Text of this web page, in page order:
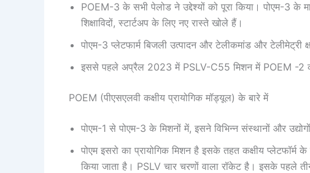
POEM-3 के सभी पेलोड ने उद्देश्यों को पूरा किया। पोएम-3
शिक्षाविदों, स्टार्टअप के लिए नए रास्ते खोले हैं।
पोएम-3 प्लेटफार्म बिजली उत्पादन और टेलीकमांड और टेलीमेट्री
इससे पहले अप्रैल 2023 में PSLV-C55 मिशन में POEM -2
POEM (पीएसएलवी कक्षीय प्रायोगिक मॉड्यूल) के बारे में
पोएम-1 से पोएम-3 के मिशनों में, इसने विभिन्न संस्थानों और
पोएम इसरो का प्रायोगिक मिशन है इसके तहत कक्षीय
किया जाता है। PSLV चार चरणों वाला रॉकेट है। इसके पहले